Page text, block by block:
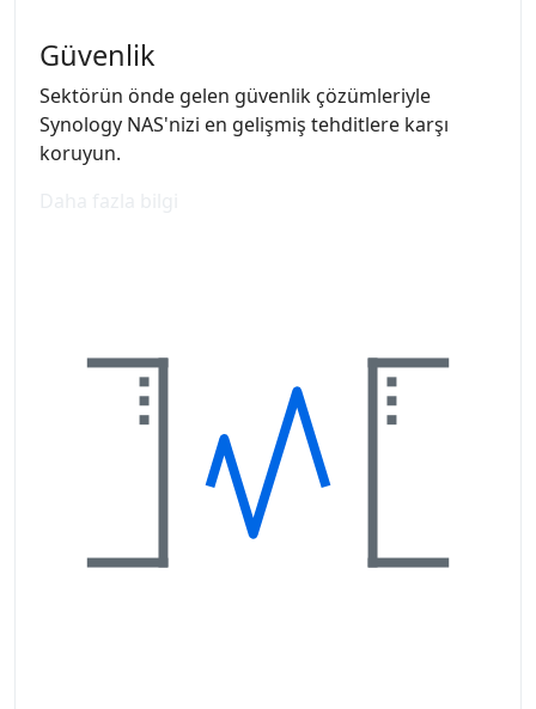
Güvenlik
Sektörün önde gelen güvenlik çözümleriyle
Synology NAS'nizi en gelişmiş tehditlere karşı
koruyun.